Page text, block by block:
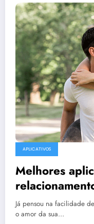
APLICATIVOS
Melhores
Já pensou na facilidade
o amor da sua…